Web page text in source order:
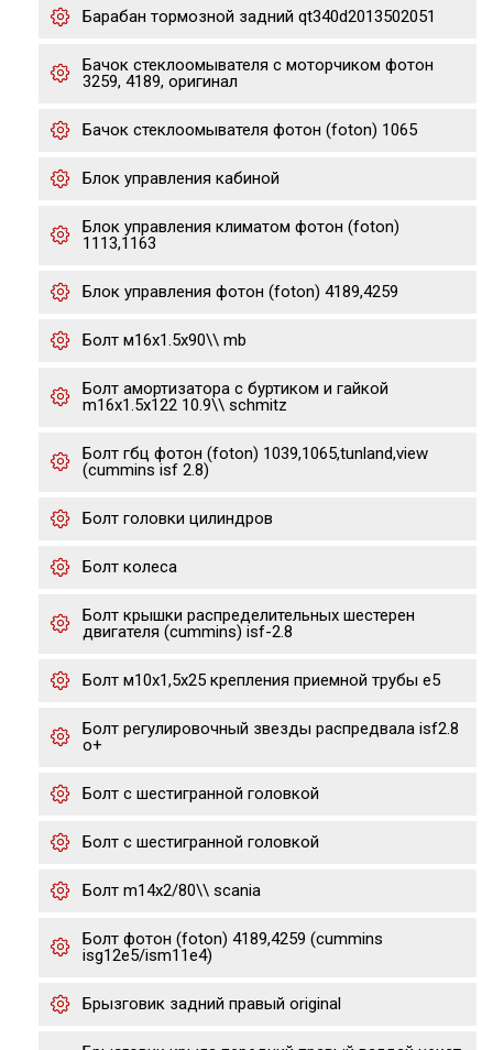
Барабан тормозной задний qt340d2013502051
Бачок стеклоомывателя с моторчиком фотон
3259, 4189, оригинал
Бачок стеклоомывателя фотон (foton) 1065
Блок управления кабиной
Блок управления климатом фотон (foton)
1113,1163
Блок управления фотон (foton) 4189,4259
Болт м16х1.5х90\\ mb
Болт амортизатора с буртиком и гайкой
m16x1.5x122 10.9\\ sсhmitz
Болт гбц фотон (foton) 1039,1065,tunland,view
(cummins isf 2.8)
Болт головки цилиндров
Болт колеса
Болт крышки распределительных шестерен
двигателя (cummins) isf-2.8
Болт м10х1,5х25 крепления приемной трубы е5
Болт регулировочный звезды распредвала isf2.8
o+
Болт с шестигранной головкой
Болт с шестигранной головкой
Болт m14x2/80\\ scania
Болт фотон (foton) 4189,4259 (cummins
isg12e5/ism11e4)
Брызговик задний правый original